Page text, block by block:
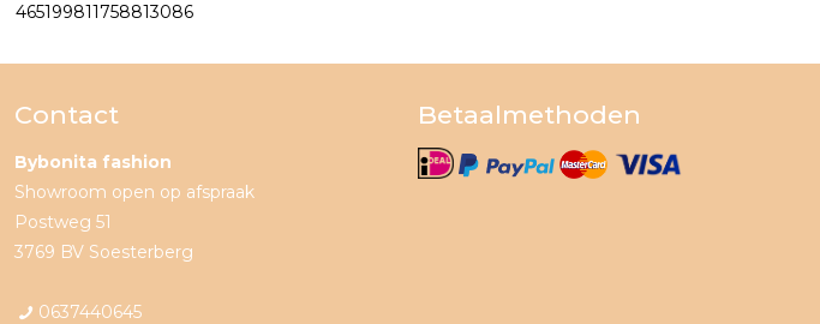
465199811758813086
Contact
Bybonita fashion
Showroom open op afspraak
Postweg 51
3769 BV Soesterberg
0637440645
Betaalmethoden